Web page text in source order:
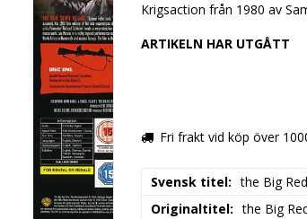
Krigsaction från 1980 av
ARTIKELN HAR UTGÅTT
Fri frakt vid köp över
Svensk titel
the Big
Originaltitel
the Big